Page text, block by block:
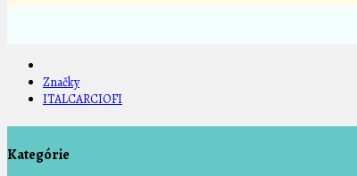
Značky
ITALCARCIOFI
Kategórie